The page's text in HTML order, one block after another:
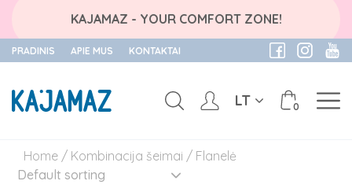
KAJAMAZ - YOUR COMFORT ZONE!
content
PRADINIS APIE MUS KONTAKTAI
0
LT
Home / Kombinacija šeimai / Flanelė